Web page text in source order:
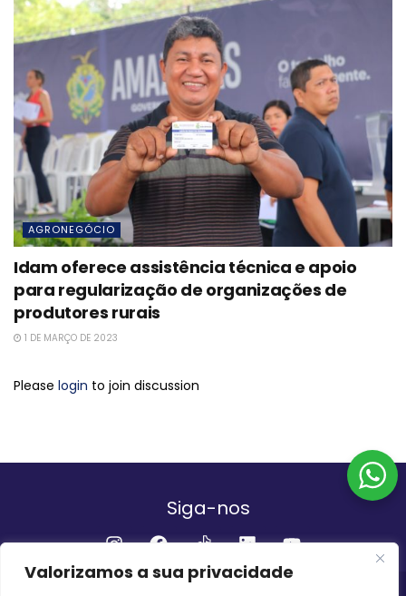
Valorizamos a sua privacidade
AGRONEGÓCIO
Idam oferece assistência técnica e apoio
para regularização de organizações de
produtores rurais
1 DE MARÇO DE 2023
Please login to join discussion
Siga-nos
Institucional